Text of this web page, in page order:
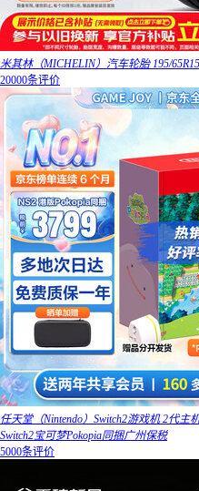
米其林（MICHELIN）汽车轮胎 195/
20000条评价
任天堂（Nintendo）Switch2游戏机 2代
Switch2宝可梦Pokopia同捆广州保税
5000条评价